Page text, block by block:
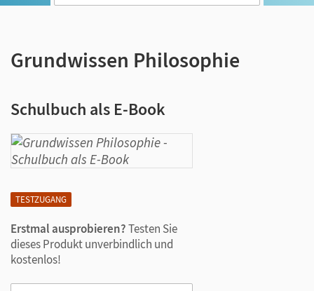
TESTZUGANG
Erstmal ausprobieren?Testen Sie
dieses Produkt unverbindlich und
kostenlos!
Grundwissen Philosophie
Schulbuch als E-Book